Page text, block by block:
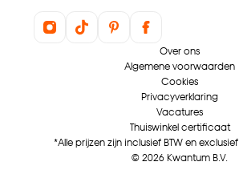
Over ons
Algemene voorwaarden
Cookies
Privacyverklaring
Vacatures
Thuiswinkel certificaat
*Alle prijzen zijn inclusief BTW en
© 2026 Kwantum B.V.